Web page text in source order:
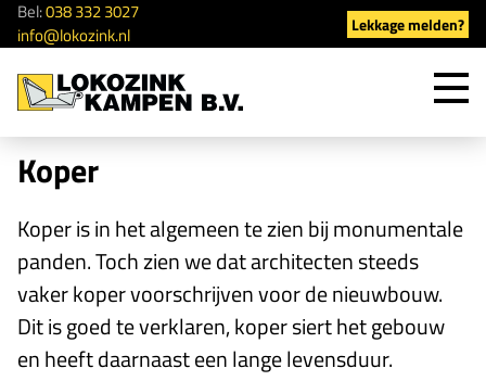
Bel:038 332 3027
info@lokozink.nl
Lekkage melden?
Toon
Koper
Koper is in het algemeen te zien bij monumentale
panden. Toch zien we dat architecten steeds
vaker koper voorschrijven voor de nieuwbouw.
Dit is goed te verklaren, koper siert het gebouw
en heeft daarnaast een lange levensduur.